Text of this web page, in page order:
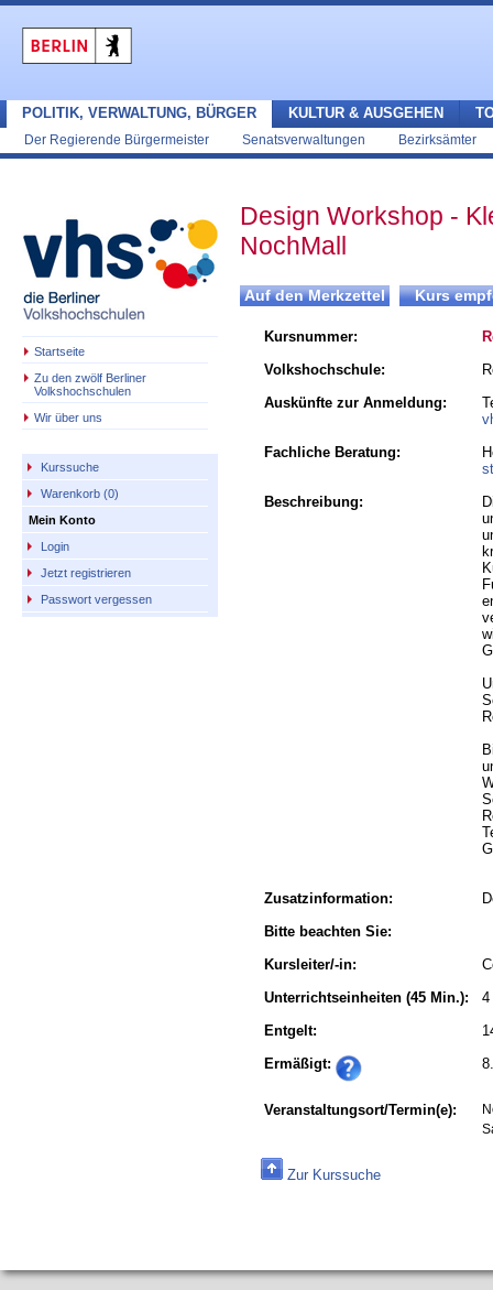
POLITIK, VERWALTUNG, BÜRGER
Der Regierende Bürgermeister Senatsverwaltungen Bezirksämter
KULTUR & AUSGEHEN
Startseite
Zu den zwölf Berliner
Volkshochschulen
Wir über uns
Kurssuche
Warenkorb (0)
Mein Konto
Login
Jetzt registrieren
Passwort vergessen
Design Workshop -
NochMall
Kursnummer:
Volkshochschule:
Auskünfte zur Anmeldung:
Fachliche Beratung:
Beschreibung:
Zusatzinformation:
Bitte beachten Sie:
Kursleiter/-in:
Unterrichtseinheiten (45 Min.):
4
Entgelt:
Ermäßigt:
Veranstaltungsort/Termin(e):
Zur Kurssuche